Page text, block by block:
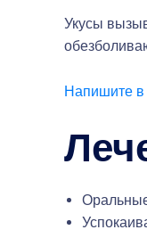
Укусы
Напишите в